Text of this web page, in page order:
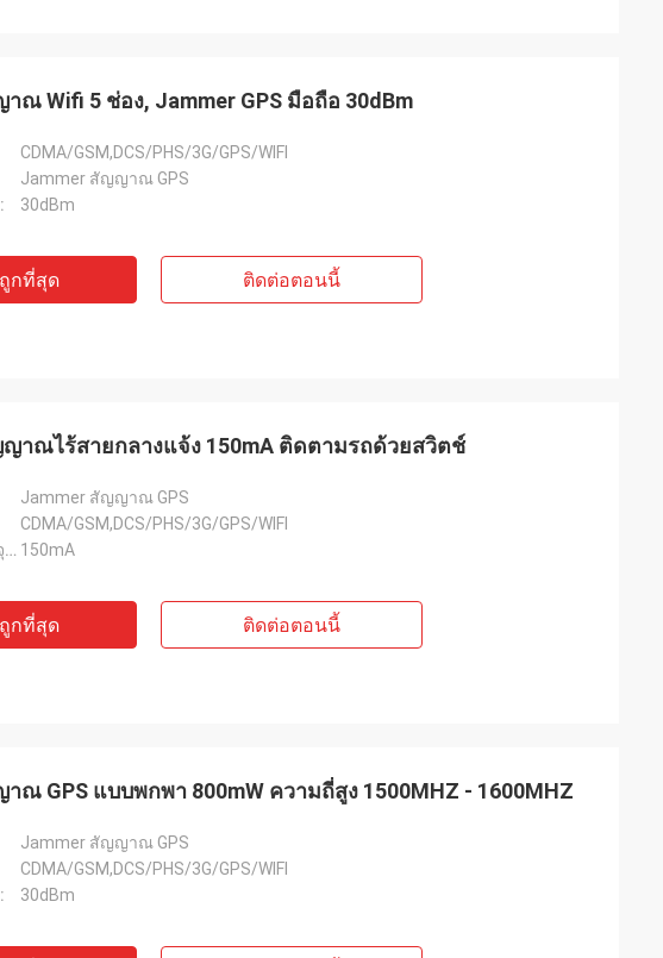
ม่มีปัญหา
ณ Wifi 5 ช่อง, Jammer GPS มือถือ 30dBm
CDMA/GSM,DCS/PHS/3G/GPS/WIFI
Jammer สัญญาณ GPS
30dBm
กที่สุด ติดต่อตอนนี้
าณไร้สายกลางแจ้ง 150mA ติดตามรถด้วยสวิตช์
Jammer สัญญาณ GPS
CDMA/GSM,DCS/PHS/3G/GPS/WIFI
การบริโภคในปัจจุบัน: 150mA
กที่สุด ติดต่อตอนนี้
ณ GPS แบบพกพา 800mW ความถี่สูง 1500MHZ - 1600MHZ
Jammer สัญญาณ GPS
CDMA/GSM,DCS/PHS/3G/GPS/WIFI
30dBm